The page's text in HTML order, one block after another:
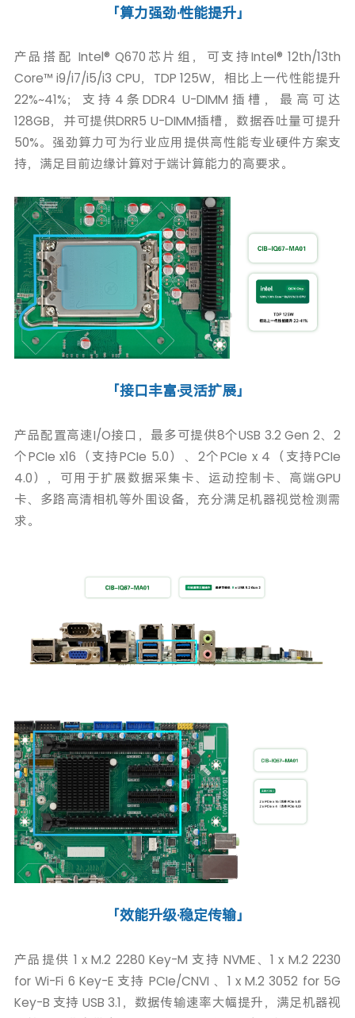
「算力强劲·性能提升」
产品搭配 Intel® Q670芯片组，可支持Intel® 12th/13th
Core™ i9/i7/i5/i3 CPU，TDP 125W，相比上一代性能提升
22%~41%；支持4条DDR4 U-DIMM插槽，最高可达
128GB，并可提供DRR5 U-DIMM插槽，数据吞吐量可提升
50%。强劲算力可为行业应用提供高性能专业硬件方案支
持，满足目前边缘计算对于端计算能力的高要求。
「接口丰富·灵活扩展」
产品配置高速I/O接口，最多可提供8个USB 3.2 Gen 2、2
个PCIe x16（支持PCIe 5.0）、2个PCIe x 4（支持PCIe
4.0），可用于扩展数据采集卡、运动控制卡、高端GPU
卡、多路高清相机等外围设备，充分满足机器视觉检测需
求。
「效能升级·稳定传输」
产品提供 1 x M.2 2280 Key-M 支持 NVME、1 x M.2 2230
for Wi-Fi 6 Key-E 支持 PCIe/CNVI 、1 x M.2 3052 for 5G
Key-B 支持 USB 3.1，数据传输速率大幅提升，满足机器视